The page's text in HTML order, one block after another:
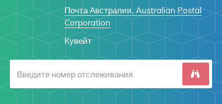
Почта Австралии, Australian Postal
Corporation
Кувейт